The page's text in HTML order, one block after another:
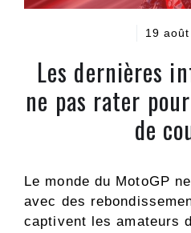
19
Les dernières
ne pas rater
de
Le monde du MotoGP
avec des
captivent les amateurs